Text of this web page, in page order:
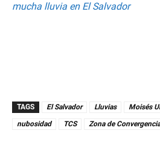
mucha lluvia en El Salvador
TAGS El Salvador Lluvias
Moisés
nubosidad
TCS Zona de